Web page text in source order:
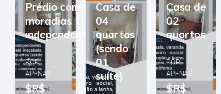
Prédio com 03
moradias
independentes
POR
APENAS
$R$
Casa de
04
quartos
(sendo
01
suíte)
Casa de
02
quartos
POR
APENAS
$R$